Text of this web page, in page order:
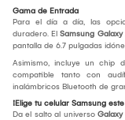
Gama de Entrada
Para el día a día, las
duradero. El Samsung Galaxy
pantalla de 6.7 pulgadas
Asimismo, incluye un chip
compatible tanto con
inalámbricos Bluetooth de
¡Elige tu celular Samsung
Da el salto al universo Galaxy